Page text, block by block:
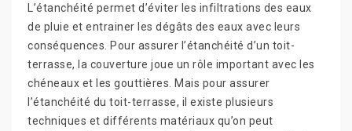
L’étanchéité permet d’éviter les infiltrations des eaux
de pluie et entrainer les dégâts des eaux avec leurs
conséquences. Pour assurer l’étanchéité d’un toit-
terrasse, la couverture joue un rôle important avec les
chéneaux et les gouttières. Mais pour assurer
l’étanchéité du toit-terrasse, il existe plusieurs
techniques et différents matériaux qu’on peut